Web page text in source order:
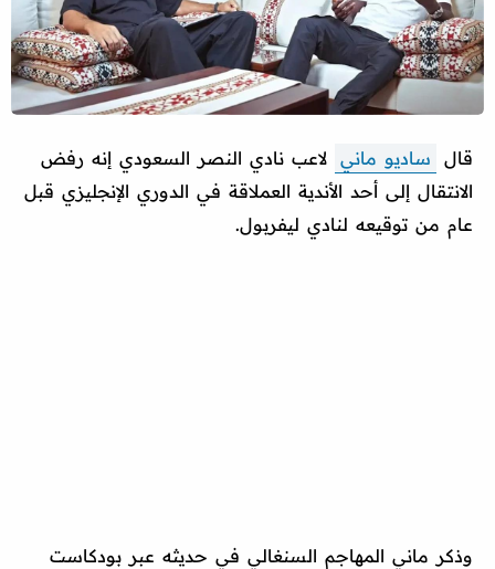
قال ساديو ماني لاعب نادي النصر السعودي إنه رفض
الانتقال إلى أحد الأندية العملاقة في الدوري الإنجليزي قبل
عام من توقيعه لنادي ليفربول.
وذكر ماني المهاجم السنغالي في حديثه عبر بودكاست